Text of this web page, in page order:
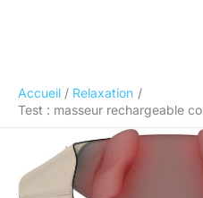
Accueil
Relaxation
Test : masseur rechargeable